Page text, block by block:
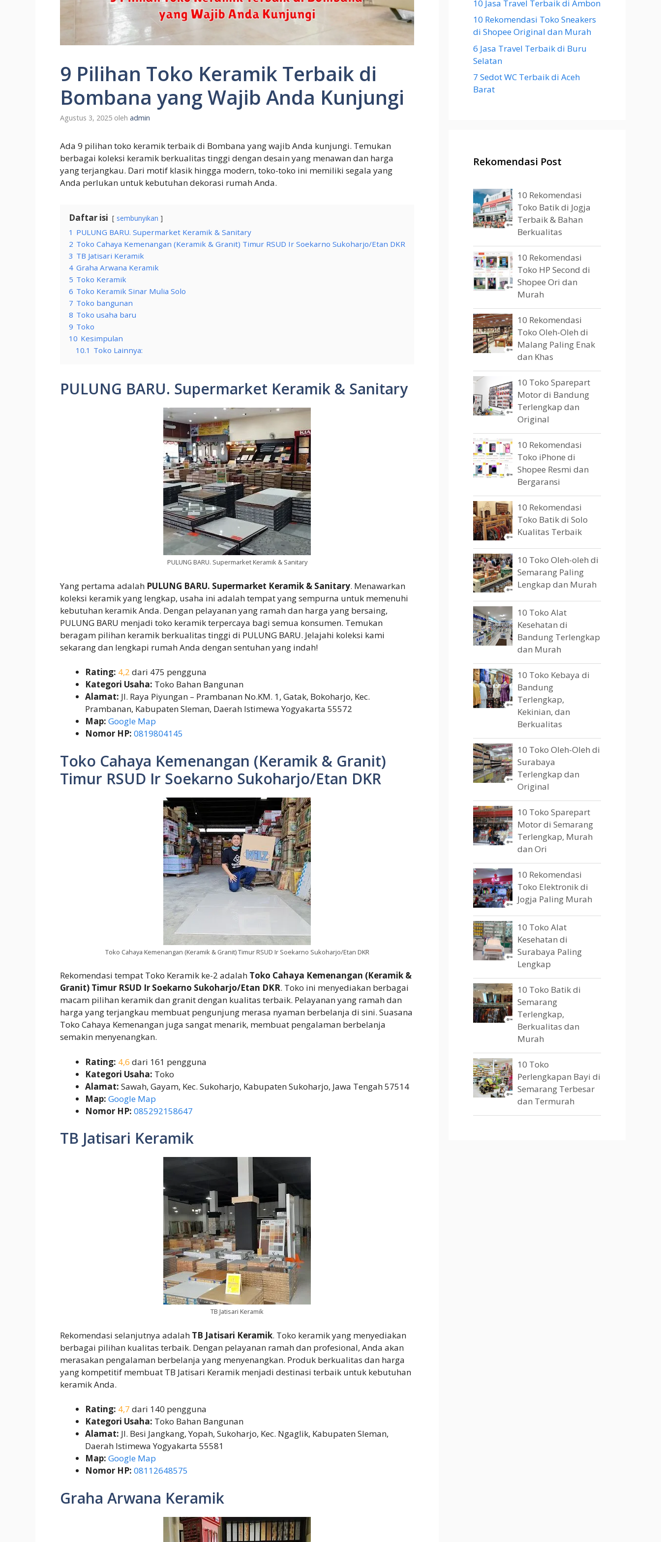
9 Pilihan Toko Keramik Terbaik di
Bombana yang Wajib Anda Kunjungi
Agustus 3, 2025 oleh admin
Ada 9 pilihan toko keramik terbaik di Bombana yang wajib Anda kunjungi. Temukan
berbagai koleksi keramik berkualitas tinggi dengan desain yang menawan dan harga
yang terjangkau. Dari motif klasik hingga modern, toko-toko ini memiliki segala yang
Anda perlukan untuk kebutuhan dekorasi rumah Anda.
Daftar isi sembunyikan
1 PULUNG BARU. Supermarket Keramik & Sanitary
2 Toko Cahaya Kemenangan (Keramik & Granit) Timur RSUD Ir Soekarno Sukoharjo/Etan DKR
3 TB Jatisari Keramik
4 Graha Arwana Keramik
5 Toko Keramik
6 Toko Keramik Sinar Mulia Solo
7 Toko bangunan
8 Toko usaha baru
9 Toko
10 Kesimpulan
10.1 Toko Lainnya:
PULUNG BARU. Supermarket Keramik & Sanitary
PULUNG BARU. Supermarket Keramik & Sanitary
Yang pertama adalah PULUNG BARU. Supermarket Keramik & Sanitary. Menawarkan
koleksi keramik yang lengkap, usaha ini adalah tempat yang sempurna untuk memenuhi
kebutuhan keramik Anda. Dengan pelayanan yang ramah dan harga yang bersaing,
PULUNG BARU menjadi toko keramik terpercaya bagi semua konsumen. Temukan
beragam pilihan keramik berkualitas tinggi di PULUNG BARU. Jelajahi koleksi kami
sekarang dan lengkapi rumah Anda dengan sentuhan yang indah!
Rating: 4,2 dari 475 pengguna
Kategori Usaha: Toko Bahan Bangunan
Alamat: Jl. Raya Piyungan – Prambanan No.KM. 1, Gatak, Bokoharjo, Kec.
Prambanan, Kabupaten Sleman, Daerah Istimewa Yogyakarta 55572
Map: Google Map
Nomor HP: 0819804145
Toko Cahaya Kemenangan (Keramik & Granit)
Timur RSUD Ir Soekarno Sukoharjo/Etan DKR
Toko Cahaya Kemenangan (Keramik & Granit) Timur RSUD Ir Soekarno Sukoharjo/Etan DKR
Rekomendasi tempat Toko Keramik ke-2 adalah Toko Cahaya Kemenangan (Keramik &
Granit) Timur RSUD Ir Soekarno Sukoharjo/Etan DKR. Toko ini menyediakan berbagai
macam pilihan keramik dan granit dengan kualitas terbaik. Pelayanan yang ramah dan
harga yang terjangkau membuat pengunjung merasa nyaman berbelanja di sini. Suasana
Toko Cahaya Kemenangan juga sangat menarik, membuat pengalaman berbelanja
semakin menyenangkan.
Rating: 4,6 dari 161 pengguna
Kategori Usaha: Toko
Alamat: Sawah, Gayam, Kec. Sukoharjo, Kabupaten Sukoharjo, Jawa Tengah 57514
Map: Google Map
Nomor HP: 085292158647
TB Jatisari Keramik
TB Jatisari Keramik
Rekomendasi selanjutnya adalah TB Jatisari Keramik. Toko keramik yang menyediakan
berbagai pilihan kualitas terbaik. Dengan pelayanan ramah dan profesional, Anda akan
merasakan pengalaman berbelanja yang menyenangkan. Produk berkualitas dan harga
yang kompetitif membuat TB Jatisari Keramik menjadi destinasi terbaik untuk kebutuhan
keramik Anda.
Rating: 4,7 dari 140 pengguna
Kategori Usaha: Toko Bahan Bangunan
Alamat: Jl. Besi Jangkang, Yopah, Sukoharjo, Kec. Ngaglik, Kabupaten Sleman,
Daerah Istimewa Yogyakarta 55581
Map: Google Map
Nomor HP: 08112648575
Graha Arwana Keramik
10 Jasa Travel Terbaik di Ambon
10 Rekomendasi Toko Sneakers
di Shopee Original dan Murah
6 Jasa Travel Terbaik di Buru
Selatan
7 Sedot WC Terbaik di Aceh
Barat
Rekomendasi Post
10 Rekomendasi
Toko Batik di Jogja
Terbaik & Bahan
Berkualitas
10 Rekomendasi
Toko HP Second di
Shopee Ori dan
Murah
10 Rekomendasi
Toko Oleh-Oleh di
Malang Paling Enak
dan Khas
10 Toko Sparepart
Motor di Bandung
Terlengkap dan
Original
10 Rekomendasi
Toko iPhone di
Shopee Resmi dan
Bergaransi
10 Rekomendasi
Toko Batik di Solo
Kualitas Terbaik
10 Toko Oleh-oleh di
Semarang Paling
Lengkap dan Murah
10 Toko Alat
Kesehatan di
Bandung Terlengkap
dan Murah
10 Toko Kebaya di
Bandung
Terlengkap,
Kekinian, dan
Berkualitas
10 Toko Oleh-Oleh di
Surabaya
Terlengkap dan
Original
10 Toko Sparepart
Motor di Semarang
Terlengkap, Murah
dan Ori
10 Rekomendasi
Toko Elektronik di
Jogja Paling Murah
10 Toko Alat
Kesehatan di
Surabaya Paling
Lengkap
10 Toko Batik di
Semarang
Terlengkap,
Berkualitas dan
Murah
10 Toko
Perlengkapan Bayi di
Semarang Terbesar
dan Termurah